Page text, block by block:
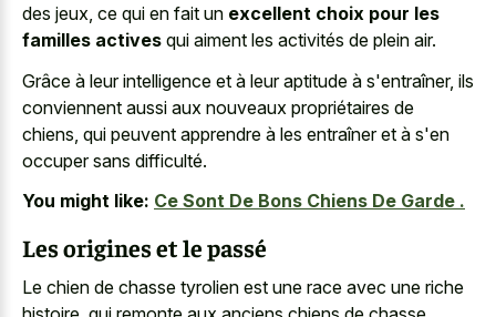
des jeux, ce qui en fait un excellent choix pour les
familles actives qui aiment les activités de plein air.
Grâce à leur intelligence et à leur aptitude à s'entraîner, ils
conviennent aussi aux nouveaux propriétaires de
chiens, qui peuvent apprendre à les entraîner et à s'en
occuper sans difficulté.
You might like: Ce Sont De Bons Chiens De Garde .
Les origines et le passé
Le chien de chasse tyrolien est une race avec une riche